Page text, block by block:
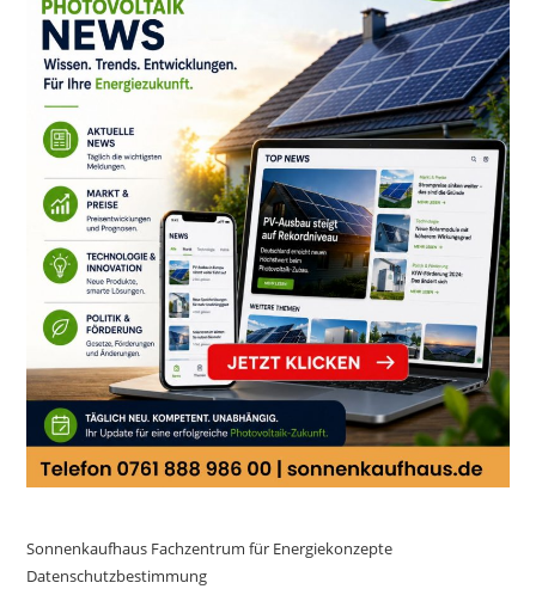
Sonnenkaufhaus Fachzentrum für Energiekonzepte
Datenschutzbestimmung